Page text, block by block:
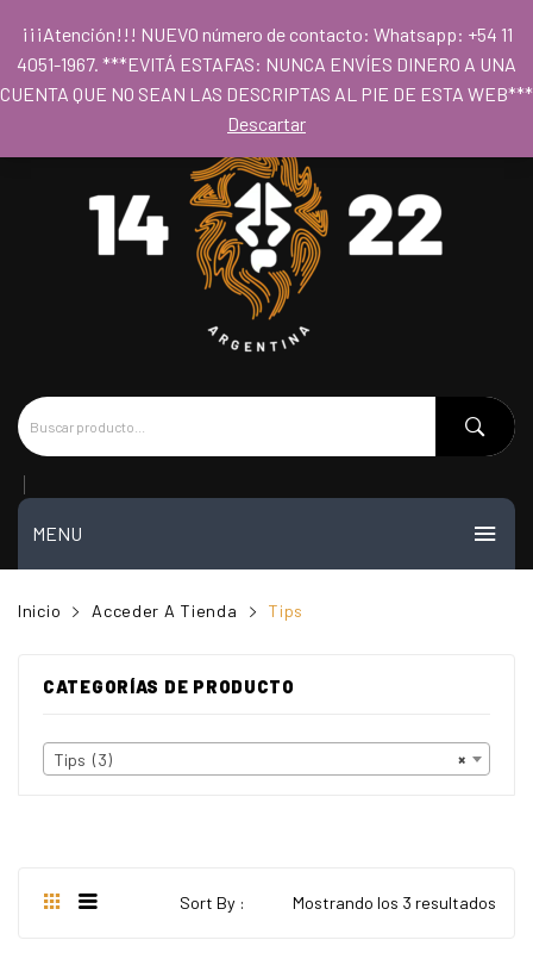
- Horario 09hs a 18hs
MENU
VER CARRITO
TIENDA
Inicio Acceder A Tienda Tips
CATEGORÍAS DE PRODUCTO
×
Tips (3)
Mostrando los 3 resultados
Sort By :
¡¡¡Atención!!! NUEVO número de contacto: Whatsapp: +54 11
4051-1967. ***EVITÁ ESTAFAS: NUNCA ENVÍES DINERO A UNA
CUENTA QUE NO SEAN LAS DESCRIPTAS AL PIE DE ESTA WEB***
Descartar